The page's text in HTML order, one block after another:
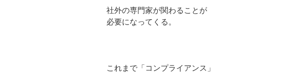
社外の専門家が関わることが
必要になってくる。
これまで「コンプライアンス」